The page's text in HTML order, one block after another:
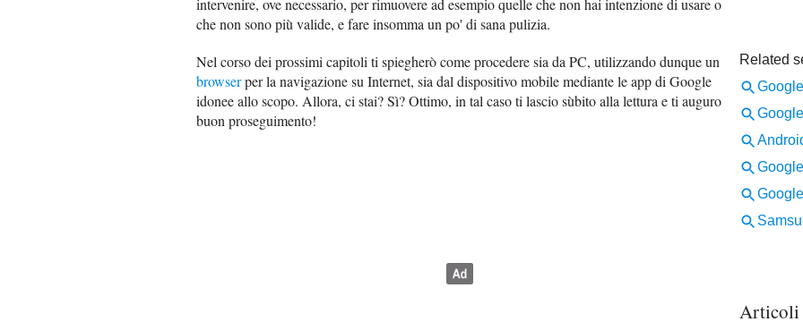
intervenire, ove necessario, per rimuovere ad esempio quelle che non hai intenzione di usare o
che non sono più valide, e fare insomma un po' di sana pulizia.
Nel corso dei prossimi capitoli ti spiegherò come procedere sia da PC, utilizzando dunque un
browserper la navigazione su Internet, sia dal dispositivo mobile mediante le app di Google
idonee allo scopo. Allora, ci stai? Sì? Ottimo, in tal caso ti lascio sùbito alla lettura e ti auguro
buon proseguimento!
Articoli